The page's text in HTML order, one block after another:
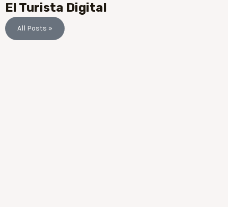
El Turista Digital
All Posts »